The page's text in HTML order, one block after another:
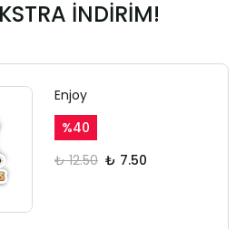
İNDİRİM!
Enjoy
%40
₺ 12.50 ₺ 7.50